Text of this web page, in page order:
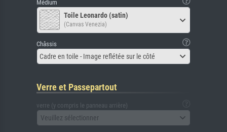
Médium
Toile Leonardo (satin)
(Canvas Venezia)
Châssis
Cadre en toile - Image reflétée sur le côté
Verre et Passepartout
verre (y compris le panneau arrière)
Veuillez sélectionner